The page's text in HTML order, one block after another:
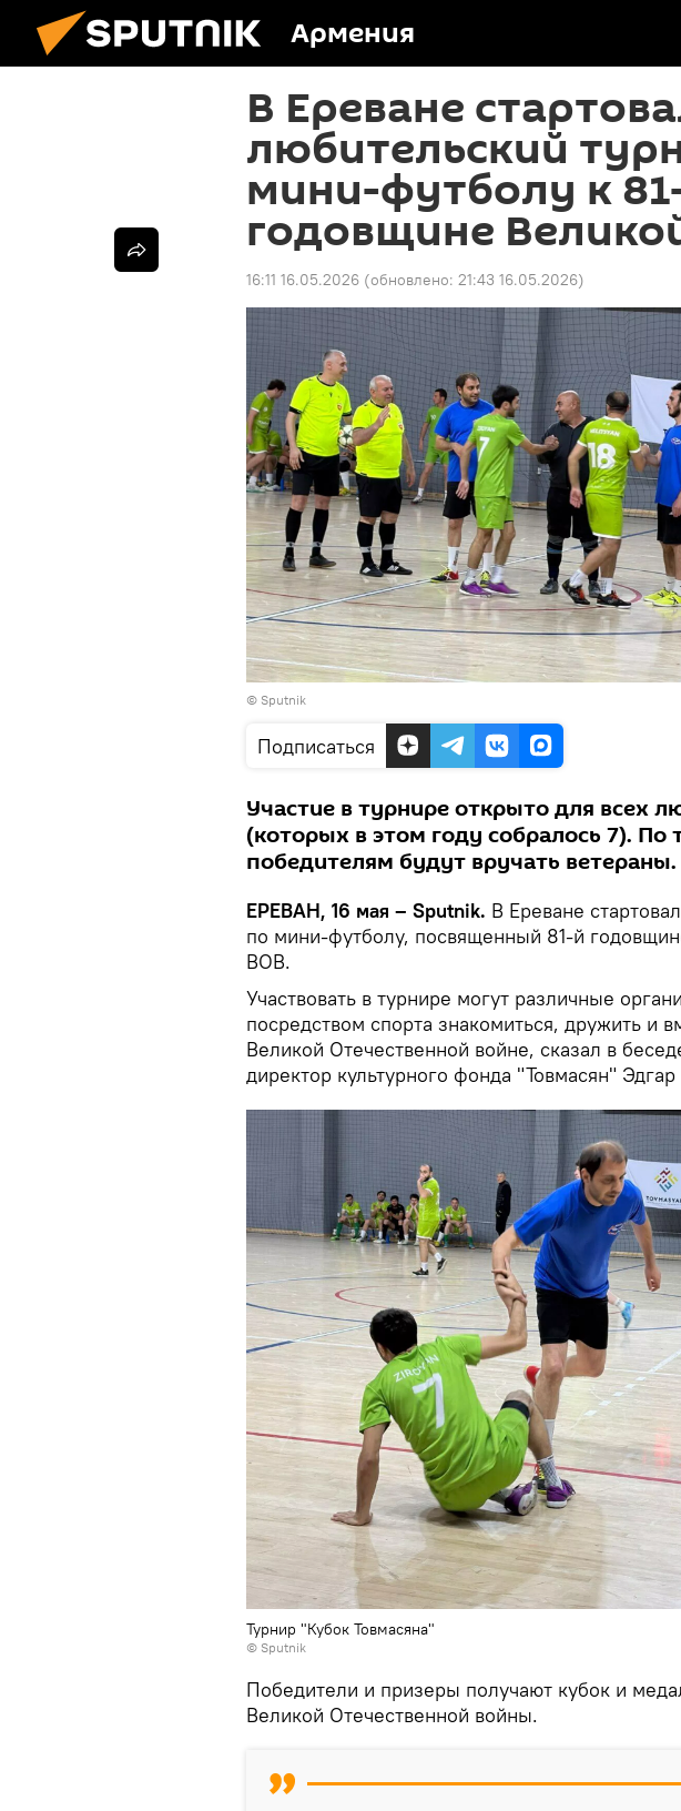
Армения
В Ереване
любительский
мини-футболу к
годовщине
16:11 16.05.2026 (обновлено: 21:43 16.05.2026)
© Sputnik
Подписаться
Участие в турнире открыто для всех
(которых в этом году собралось 7). По
победителям будут вручать ветераны.
ЕРЕВАН, 16 мая – Sputnik. В Ереване
по мини-футболу, посвященный 81-й
ВОВ.
Участвовать в турнире могут различные
посредством спорта знакомиться, дружить и
Великой Отечественной войне, сказал в
директор культурного фонда "Товмасян"
Турнир "Кубок Товмасяна"
© Sputnik
Победители и призеры получают кубок и
Великой Отечественной войны.